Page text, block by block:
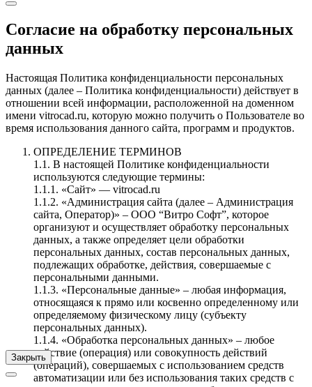
Согласие на обработку персональных
данных
Настоящая Политика конфиденциальности персональных
данных (далее – Политика конфиденциальности) действует в
отношении всей информации, расположенной на доменном
имени vitrocad.ru, которую можно получить о Пользователе во
время использования данного сайта, программ и продуктов.
ОПРЕДЕЛЕНИЕ ТЕРМИНОВ
1.1. В настоящей Политике конфиденциальности
используются следующие термины:
1.1.1. «Сайт» — vitrocad.ru
1.1.2. «Администрация сайта (далее – Администрация
сайта, Оператор)» – ООО “Витро Софт”, которое
организуют и осуществляет обработку персональных
данных, а также определяет цели обработки
персональных данных, состав персональных данных,
подлежащих обработке, действия, совершаемые с
персональными данными.
1.1.3. «Персональные данные» – любая информация,
относящаяся к прямо или косвенно определенному или
определяемому физическому лицу (субъекту
персональных данных).
1.1.4. «Обработка персональных данных» – любое
действие (операция) или совокупность действий
(операций), совершаемых с использованием средств
автоматизации или без использования таких средств с
Закрыть